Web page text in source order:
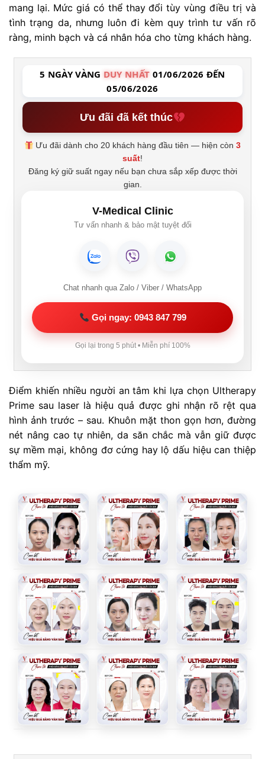
mang lại. Mức giá có thể thay đổi tùy vùng điều trị và
tình trạng da, nhưng luôn đi kèm quy trình tư vấn rõ
ràng, minh bạch và cá nhân hóa cho từng khách hàng.
5 NGÀY VÀNG DUY NHẤT 01/06/2026 ĐẾN
05/06/2026
Ưu đãi đã kết thúc
Ưu đãi dành cho 20 khách hàng đầu tiên — hiện còn3
suất!
Đăng ký giữ suất ngay nếu bạn chưa sắp xếp được thời
gian.
V-Medical Clinic
Tư vấn nhanh & bảo mật tuyệt đối
Chat nhanh qua Zalo / Viber / WhatsApp
Gọi ngay: 0943 847 799
Gọi lại trong 5 phút • Miễn phí 100%
Điểm khiến nhiều người an tâm khi lựa chọn Ultherapy
Prime sau laser là hiệu quả được ghi nhận rõ rệt qua
hình ảnh trước – sau. Khuôn mặt thon gọn hơn, đường
nét nâng cao tự nhiên, da săn chắc mà vẫn giữ được
sự mềm mại, không đơ cứng hay lộ dấu hiệu can thiệp
thẩm mỹ.